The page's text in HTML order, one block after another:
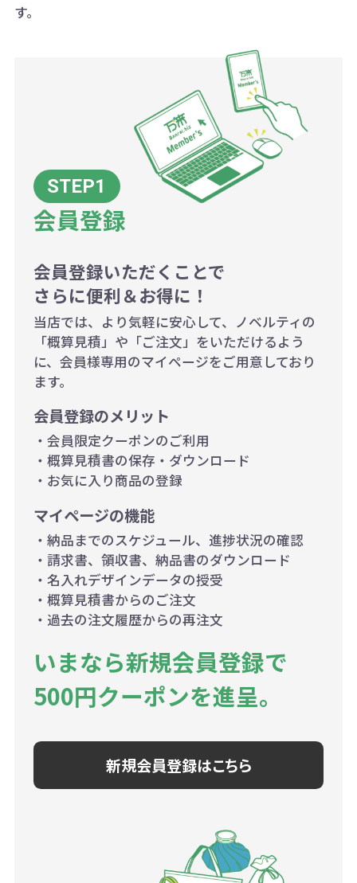
商品や印刷方法によって異なります
ので、予めご了承ください。
例：200個未満（1式：18,000円）
200個~499個の場合：42円（1個
当たり）
500個~999個の場合：35円（1個
1,000個以上：28円（1個当た
り）
す。
会員登録
会員登録いただくことで
さらに便利＆お得に！
当店では、より気軽に安心して、ノベルティの
「概算見積」や「ご注文」をいただけるよう
に、会員様専用のマイページをご用意しており
ます。
会員登録のメリット
・会員限定クーポンのご利用
・概算見積書の保存・ダウンロード
・お気に入り商品の登録
マイページの機能
・納品までのスケジュール、進捗状況の確認
・請求書、領収書、納品書のダウンロード
・名入れデザインデータの授受
・概算見積書からのご注文
・過去の注文履歴からの再注文
いまなら新規会員登録で
500円クーポンを進呈。
新規会員登録はこちら